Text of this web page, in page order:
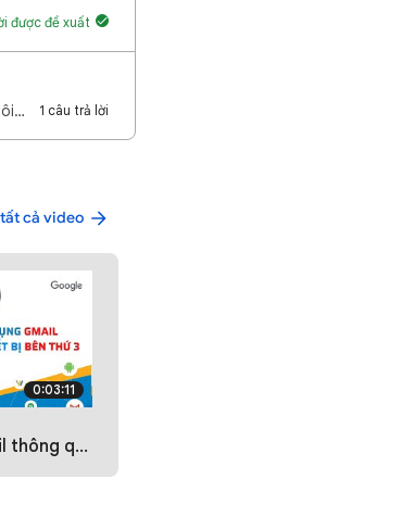
được đề xuất
1 câu trả lời
cả video
0:03:11
thiết bị của bên thứ ba